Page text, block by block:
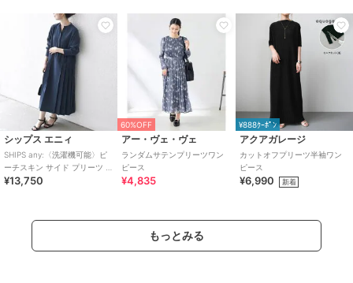
シップス エニィ
SHIPS any:〈洗濯機可能〉ピ
ーチスキン サイド プリーツ バ
ンドカラー シャツ ワンピース
¥13,750
60%OFF
アー・ヴェ・ヴェ
ランダムサテンプリーツワン
ピース
¥4,835
¥888ｸｰﾎﾟﾝ
アクアガレージ
カットオフプリーツ半袖ワン
ピース
¥6,990 新着
もっとみる